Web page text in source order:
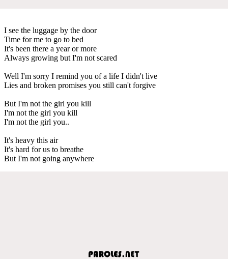
I see the luggage by the door
Time for me to go to bed
It's been there a year or more
Always growing but I'm not scared
Well I'm sorry I remind you of a life I didn't live
Lies and broken promises you still can't forgive
But I'm not the girl you kill
I'm not the girl you kill
I'm not the girl you..
It's heavy this air
It's hard for us to breathe
But I'm not going anywhere